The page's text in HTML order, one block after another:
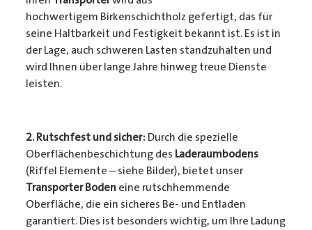
hochwertigem Birkenschichtholz gefertigt, das für
seine Haltbarkeit und Festigkeit bekannt ist. Es ist in
der Lage, auch schweren Lasten standzuhalten und
wird Ihnen über lange Jahre hinweg treue Dienste
leisten.
2. Rutschfest und sicher: Durch die spezielle
Oberflächenbeschichtung des Laderaumbodens
(Riffel Elemente – siehe Bilder), bietet unser
Transporter Bodeneine rutschhemmende
Oberfläche, die ein sicheres Be- und Entladen
garantiert. Dies ist besonders wichtig, um Ihre Ladung